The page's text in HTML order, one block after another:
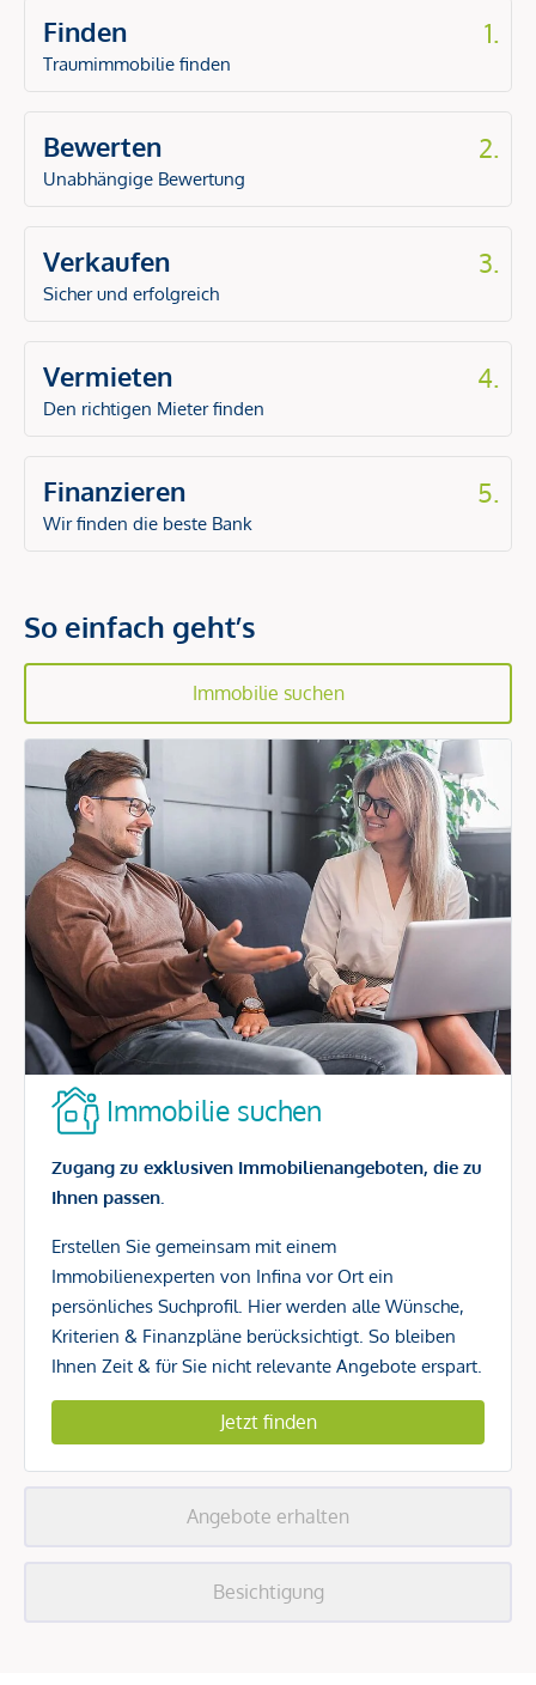
Finden
Traumimmobilie finden
1.
Bewerten
Unabhängige Bewertung
2.
Verkaufen
Sicher und erfolgreich
3.
Vermieten
Den richtigen Mieter finden
4.
Finanzieren
Wir finden die beste Bank
5.
So einfach geht’s
Immobilie suchen
Immobilie suchen
Zugang zu exklusiven Immobilienangeboten, die zu
Ihnen passen.
Erstellen Sie gemeinsam mit einem
Immobilienexperten von Infina vor Ort ein
persönliches Suchprofil. Hier werden alle Wünsche,
Kriterien & Finanzpläne berücksichtigt. So bleiben
Ihnen Zeit & für Sie nicht relevante Angebote erspart.
Jetzt finden
Angebote erhalten
Besichtigung